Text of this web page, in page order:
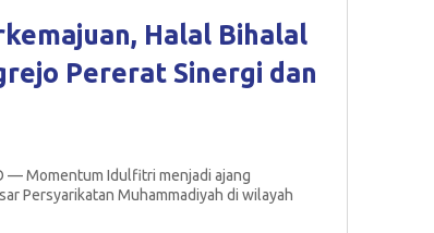
Halal Bihalal
Pererat Sinergi dan
— Momentum Idulfitri menjadi ajang
Persyarikatan Muhammadiyah di wilayah